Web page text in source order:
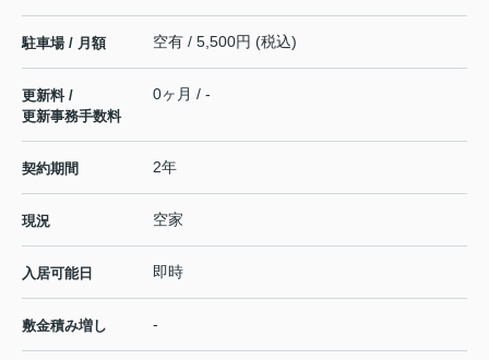
駐車場 / 月額 空有 / 5,500円 (税込)
更新料 /
更新事務手数料
0ヶ月 / -
契約期間 2年
現況 空家
入居可能日 即時
敷金積み増し -